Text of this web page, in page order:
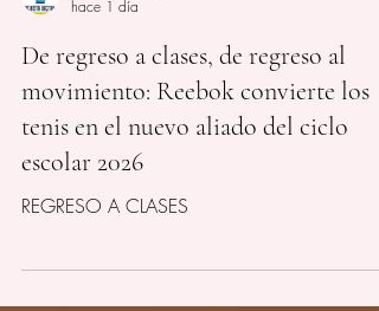
hace 1 día
De regreso a clases, de regreso al
movimiento: Reebok convierte los
tenis en el nuevo aliado del ciclo
escolar 2026